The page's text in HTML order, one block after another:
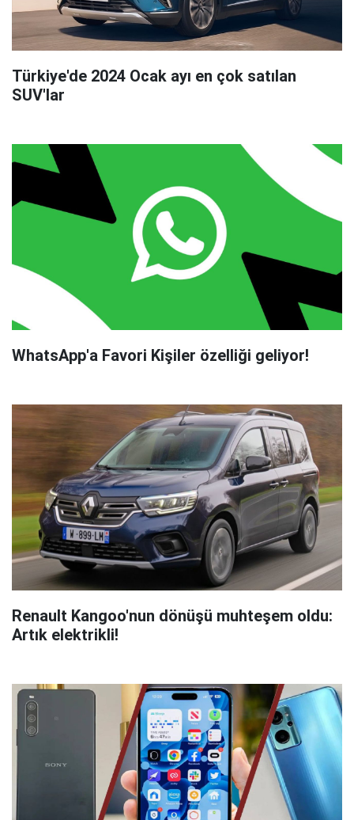
Türkiye'de 2024 Ocak ayı en çok satılan
SUV'lar
WhatsApp'a Favori Kişiler özelliği geliyor!
Renault Kangoo'nun dönüşü muhteşem oldu:
Artık elektrikli!